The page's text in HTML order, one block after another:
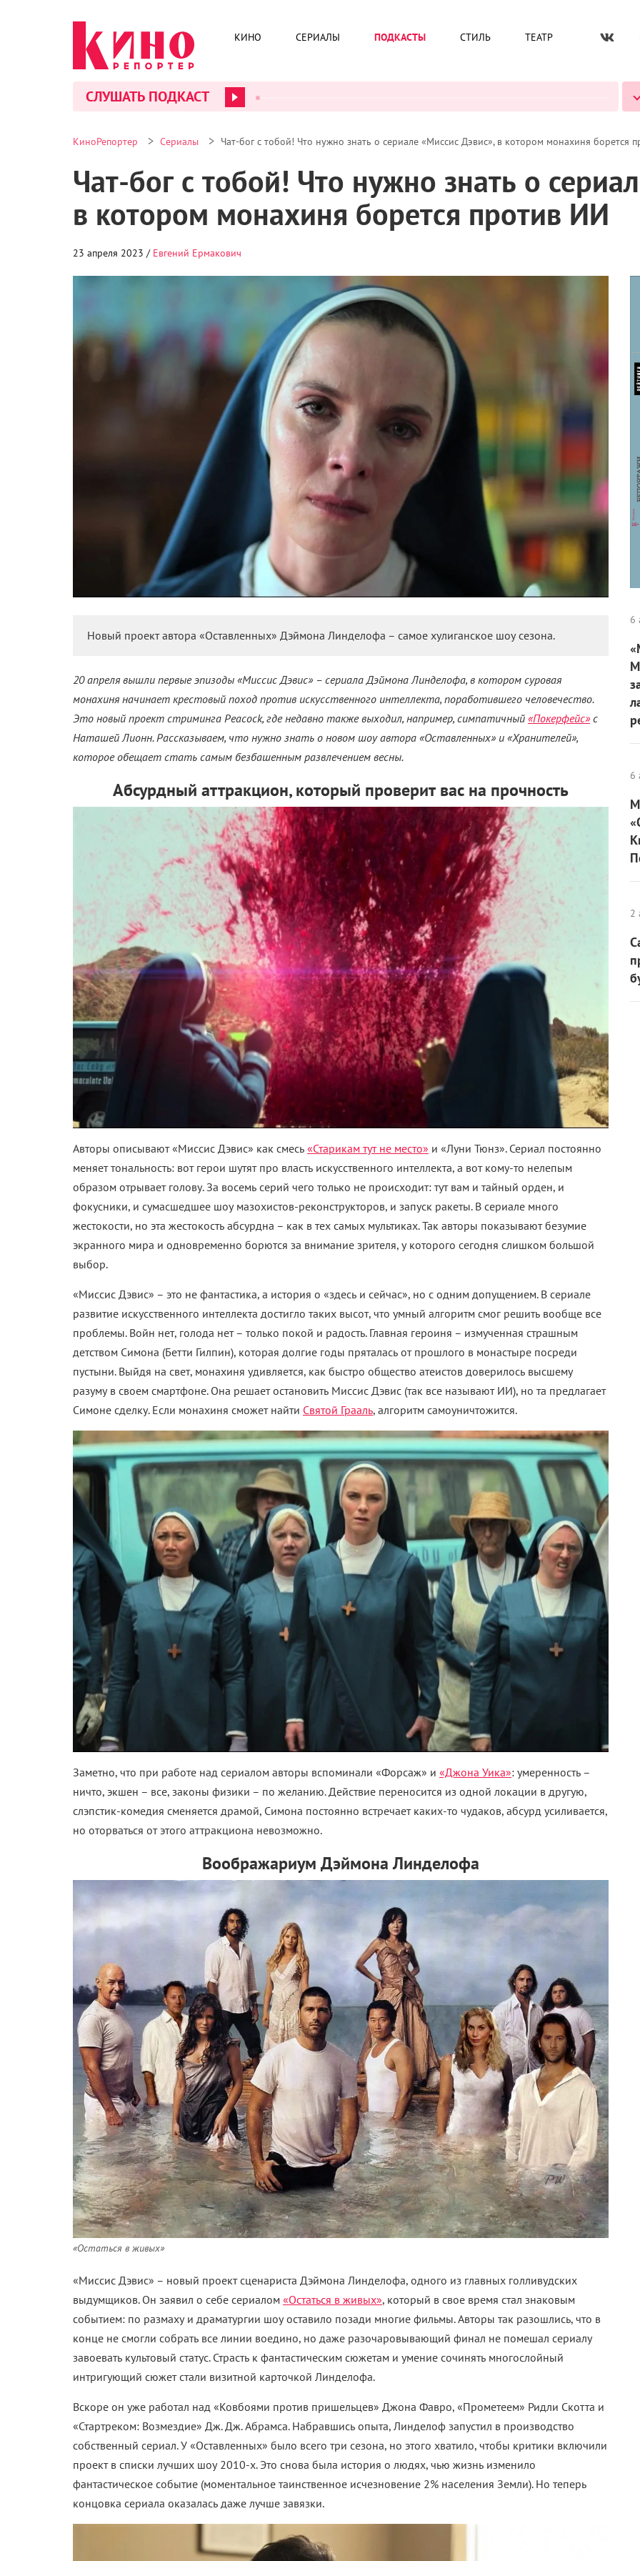
КИНО СЕРИАЛЫ ПОДКАСТЫ СТИЛЬ ТЕАТР
СЛУШАТЬ ПОДКАСТ
КиноРепортер > Сериалы > Чат-бог с тобой! Что нужно знать о сериале «Миссис Дэвис», в котором монахиня борется
Чат-бог с тобой! Что нужно знать о
в котором монахиня борется против ИИ
23 апреля 2023 / Евгений Ермакович
Новый проект автора «Оставленных» Дэймона Линделофа – самое хулиганское шоу сезона.
20 апреля вышли первые эпизоды «Миссис Дэвис» – сериала Дэймона Линделофа, в котором суровая
монахиня начинает крестовый поход против искусственного интеллекта, поработившего человечество.
Это новый проект стриминга Peacock, где недавно также выходил, например, симпатичный «Покерфейс»с
Наташей Лионн. Рассказываем, что нужно знать о новом шоу автора «Оставленных» и «Хранителей»,
которое обещает стать самым безбашенным развлечением весны.
Абсурдный аттракцион, который проверит вас на прочность
Авторы описывают «Миссис Дэвис» как смесь «Старикам тут не место» и «Луни Тюнз». Сериал постоянно
меняет тональность: вот герои шутят про власть искусственного интеллекта, а вот кому-то нелепым
образом отрывает голову. За восемь серий чего только не происходит: тут вам и тайный орден, и
фокусники, и сумасшедшее шоу мазохистов-реконструкторов, и запуск ракеты. В сериале много
жестокости, но эта жестокость абсурдна – как в тех самых мультиках. Так авторы показывают безумие
экранного мира и одновременно борются за внимание зрителя, у которого сегодня слишком большой
выбор.
«Миссис Дэвис» – это не фантастика, а история о «здесь и сейчас», но с одним допущением. В сериале
развитие искусственного интеллекта достигло таких высот, что умный алгоритм смог решить вообще все
проблемы. Войн нет, голода нет – только покой и радость. Главная героиня – измученная страшным
детством Симона (Бетти Гилпин), которая долгие годы пряталась от прошлого в монастыре посреди
пустыни. Выйдя на свет, монахиня удивляется, как быстро общество атеистов доверилось высшему
разуму в своем смартфоне. Она решает остановить Миссис Дэвис (так все называют ИИ), но та предлагает
Симоне сделку. Если монахиня сможет найти Святой Грааль, алгоритм самоуничтожится.
Заметно, что при работе над сериалом авторы вспоминали «Форсаж» и «Джона Уика»: умеренность –
ничто, экшен – все, законы физики – по желанию. Действие переносится из одной локации в другую,
слэпстик-комедия сменяется драмой, Симона постоянно встречает каких-то чудаков, абсурд усиливается,
но оторваться от этого аттракциона невозможно.
Воображариум Дэймона Линделофа
«Остаться в живых»
«Миссис Дэвис» – новый проект сценариста Дэймона Линделофа, одного из главных голливудских
выдумщиков. Он заявил о себе сериалом «Остаться в живых», который в свое время стал знаковым
событием: по размаху и драматургии шоу оставило позади многие фильмы. Авторы так разошлись, что в
конце не смогли собрать все линии воедино, но даже разочаровывающий финал не помешал сериалу
завоевать культовый статус. Страсть к фантастическим сюжетам и умение сочинять многослойный
интригующий сюжет стали визитной карточкой Линделофа.
Вскоре он уже работал над «Ковбоями против пришельцев» Джона Фавро, «Прометеем» Ридли Скотта и
«Стартреком: Возмездие» Дж. Дж. Абрамса. Набравшись опыта, Линделоф запустил в производство
собственный сериал. У «Оставленных» было всего три сезона, но этого хватило, чтобы критики включили
проект в списки лучших шоу 2010-х. Это снова была история о людях, чью жизнь изменило
фантастическое событие (моментальное таинственное исчезновение 2% населения Земли). Но теперь
концовка сериала оказалась даже лучше завязки.
6
6
2